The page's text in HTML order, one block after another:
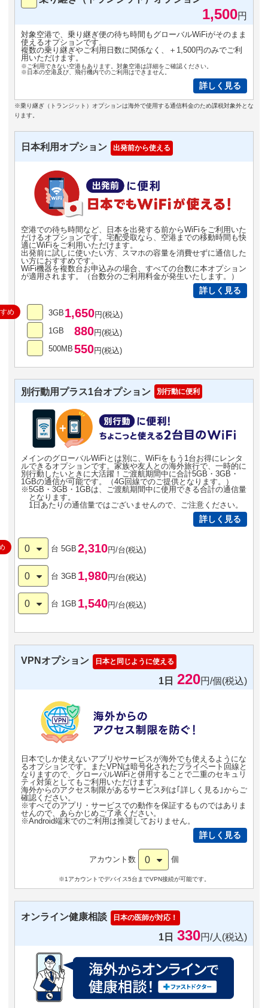
1,500円
対象空港で、乗り継ぎ便の待ち時間もグローバルWiFiがそのまま
使えるオプションです。
複数の乗り継ぎやご利用日数に関係なく、＋1,500円のみでご利
用いただけます。
※ご利用できない空港もあります。対象空港は詳細をご確認ください。
※日本の空港及び、飛行機内でのご利用はできません。
詳しく見る
※乗り継ぎ（トランジット）オプションは海外で使用する通信料金のため課税対象外とな
ります。
日本利用オプション 出発前から使える
空港での待ち時間など、日本を出発する前からWiFiをご利用いた
だけるオプションです。宅配受取なら、空港までの移動時間も快
適にWiFiをご利用いただけます。
出発前に試しに使いたい方、スマホの容量を消費せずに通信した
い方におすすめです。
WiFi機器を複数台お申込みの場合、すべての台数に本オプション
が適用されます。（台数分のご利用料金が発生いたします。）
詳しく見る
3GB 1,650円(税込)
め
1GB 880円(税込)
500MB 550円(税込)
別行動用プラス1台オプション 別行動に便利
メインのグローバルWiFiとは別に、WiFiをもう1台お得にレンタ
ルできるオプションです。家族や友人との海外旅行で、一時的に
別行動したいときに大活躍！ご渡航期間中に合計5GB・3GB・
1GBの通信が可能です。（4G回線でのご提供となります。）
※5GB・3GB・1GBは、ご渡航期間中に使用できる合計の通信量
となります。
1日あたりの通信量ではございませんので、ご注意ください。
詳しく見る
0 台 5GB 2,310円/台(税込)
0 台 3GB 1,980円/台(税込)
0 台 1GB 1,540円/台(税込)
VPNオプション 日本と同じように使える
1日 220円/個(税込)
日本でしか使えないアプリやサービスが海外でも使えるようにな
るオプションです。またVPNは暗号化されたプライベート回線と
なりますので、グローバルWiFiと併用することで二重のセキュリ
ティ対策としてもご利用いただけます。
海外からのアクセス制限があるサービス列は｢詳しく見る｣からご
確認ください。
※すべてのアプリ・サービスでの動作を保証するものではありま
せんので、あらかじめご了承ください。
※Android端末でのご利用は推奨しておりません。
詳しく見る
アカウント数 0 個
※1アカウントでデバイス5台までVPN接続が可能です。
オンライン健康相談 日本の医師が対応！
1日 330円/人(税込)